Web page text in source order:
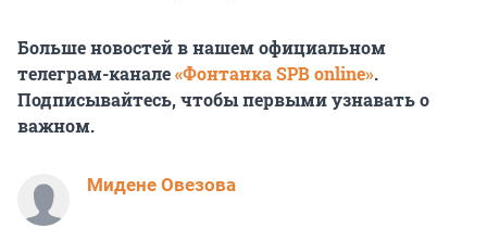
Больше новостей в нашем официальном
телеграм-канале«Фонтанка SPB online».
Подписывайтесь, чтобы первыми узнавать о
важном.
Мидене Овезова